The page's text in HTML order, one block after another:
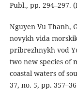
Publ., pp. 294–297.
Nguyen Vu Thanh,
novykh vida
pribrezhnykh vod
two new species of
coastal waters of
37, no. 5, pp.